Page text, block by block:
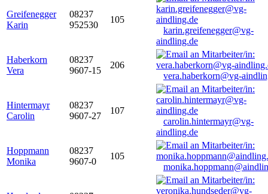
Greifenegger
Karin
08237
952530
105
karin.greifenegger@vg-
aindling.de
Haberkorn
Vera
08237
9607-15
206
vera.haberkorn@vg-
Hintermayr
Carolin
08237
9607-27
107
carolin.hintermayr@vg-
aindling.de
Hoppmann
Monika
08237
9607-0
105